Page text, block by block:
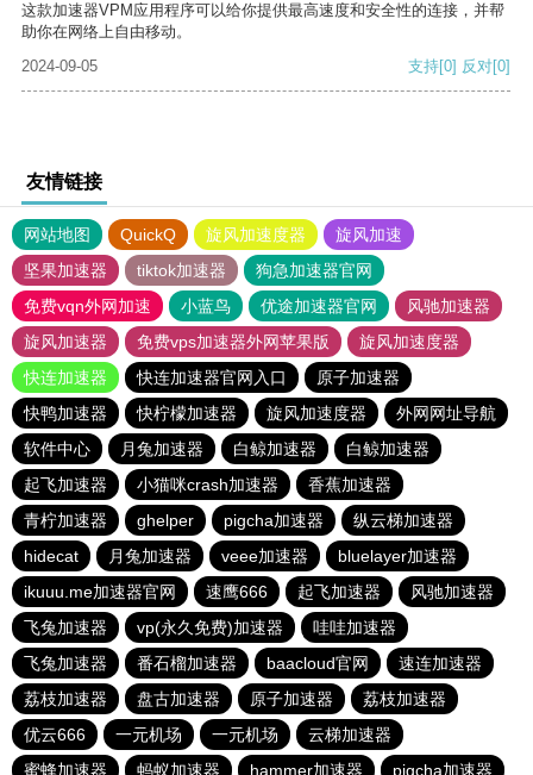
这款加速器VPM应用程序可以给你提供最高速度和安全性的连接，并帮
助你在网络上自由移动。
2024-09-05
支持[0] 反对[0]
友情链接
网站地图 QuickQ 旋风加速度器
旋风加速
坚果加速器
tiktok加速器
狗急加速器官网
免费vqn外网加速
小蓝鸟 优途加速器官网
风驰加速器
旋风加速器
免费vps加速器外网苹果版
旋风加速度器
快连加速器
快连加速器官网入口
原子加速器
快鸭加速器
快柠檬加速器 旋风加速度器
外网网址导航
软件中心
月兔加速器 白鲸加速器
白鲸加速器
起飞加速器
小猫咪crash加速器
香蕉加速器
青柠加速器
ghelper pigcha加速器
纵云梯加速器
hidecat
月兔加速器 veee加速器
bluelayer加速器
ikuuu.me加速器官网
速鹰666 起飞加速器
风驰加速器
飞兔加速器
vp(永久免费)加速器
哇哇加速器
飞兔加速器
番石榴加速器 baacloud官网
速连加速器
荔枝加速器
盘古加速器 原子加速器
荔枝加速器
优云666
一元机场 一元机场
云梯加速器
蜜蜂加速器
蚂蚁加速器 hammer加速器 pigcha加速器